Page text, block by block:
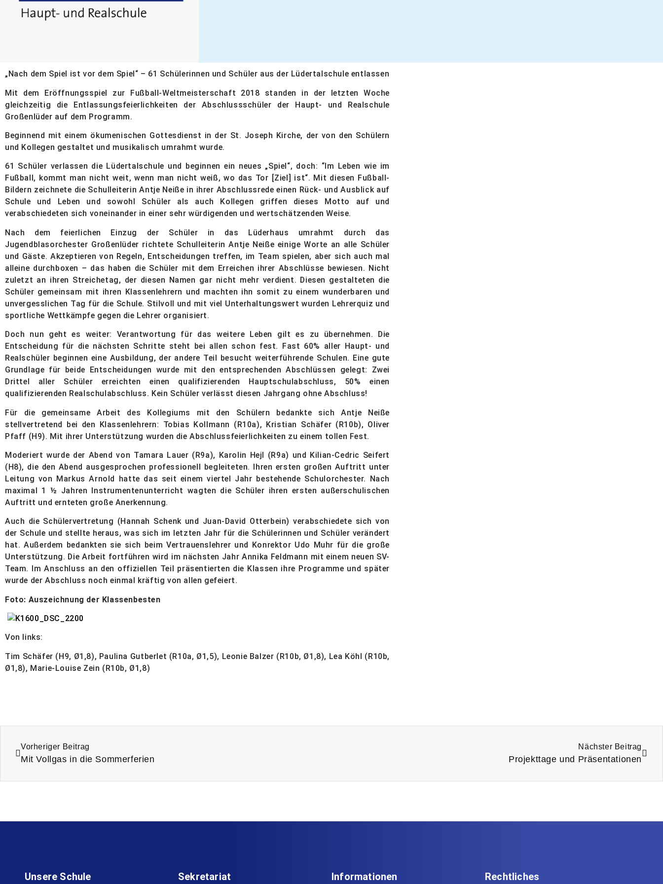
„Nach dem Spiel ist vor dem Spiel“ – 61 Schülerinnen und Schüler aus der Lüdertalschule entlassen
Mit dem Eröffnungsspiel zur Fußball-Weltmeisterschaft 2018 standen in der letzten Woche
gleichzeitig die Entlassungsfeierlichkeiten der Abschlussschüler der Haupt- und Realschule
Großenlüder auf dem Programm.
Beginnend mit einem ökumenischen Gottesdienst in der St. Joseph Kirche, der von den Schülern
und Kollegen gestaltet und musikalisch umrahmt wurde.
61 Schüler verlassen die Lüdertalschule und beginnen ein neues „Spiel“, doch: “Im Leben wie im
Fußball, kommt man nicht weit, wenn man nicht weiß, wo das Tor [Ziel] ist“. Mit diesen Fußball-
Bildern zeichnete die Schulleiterin Antje Neiße in ihrer Abschlussrede einen Rück- und Ausblick auf
Schule und Leben und sowohl Schüler als auch Kollegen griffen dieses Motto auf und
verabschiedeten sich voneinander in einer sehr würdigenden und wertschätzenden Weise.
Nach dem feierlichen Einzug der Schüler in das Lüderhaus umrahmt durch das
Jugendblasorchester Großenlüder richtete Schulleiterin Antje Neiße einige Worte an alle Schüler
und Gäste. Akzeptieren von Regeln, Entscheidungen treffen, im Team spielen, aber sich auch mal
alleine durchboxen – das haben die Schüler mit dem Erreichen ihrer Abschlüsse bewiesen. Nicht
zuletzt an ihren Streichetag, der diesen Namen gar nicht mehr verdient. Diesen gestalteten die
Schüler gemeinsam mit ihren Klassenlehrern und machten ihn somit zu einem wunderbaren und
unvergesslichen Tag für die Schule. Stilvoll und mit viel Unterhaltungswert wurden Lehrerquiz und
sportliche Wettkämpfe gegen die Lehrer organisiert.
Doch nun geht es weiter: Verantwortung für das weitere Leben gilt es zu übernehmen. Die
Entscheidung für die nächsten Schritte steht bei allen schon fest. Fast 60% aller Haupt- und
Realschüler beginnen eine Ausbildung, der andere Teil besucht weiterführende Schulen. Eine gute
Grundlage für beide Entscheidungen wurde mit den entsprechenden Abschlüssen gelegt: Zwei
Drittel aller Schüler erreichten einen qualifizierenden Hauptschulabschluss, 50% einen
qualifizierenden Realschulabschluss. Kein Schüler verlässt diesen Jahrgang ohne Abschluss!
Für die gemeinsame Arbeit des Kollegiums mit den Schülern bedankte sich Antje Neiße
stellvertretend bei den Klassenlehrern: Tobias Kollmann (R10a), Kristian Schäfer (R10b), Oliver
Pfaff (H9). Mit ihrer Unterstützung wurden die Abschlussfeierlichkeiten zu einem tollen Fest.
Moderiert wurde der Abend von Tamara Lauer (R9a), Karolin Hejl (R9a) und Kilian-Cedric Seifert
(H8), die den Abend ausgesprochen professionell begleiteten. Ihren ersten großen Auftritt unter
Leitung von Markus Arnold hatte das seit einem viertel Jahr bestehende Schulorchester. Nach
maximal 1 ½ Jahren Instrumentenunterricht wagten die Schüler ihren ersten außerschulischen
Auftritt und ernteten große Anerkennung.
Auch die Schülervertretung (Hannah Schenk und Juan-David Otterbein) verabschiedete sich von
der Schule und stellte heraus, was sich im letzten Jahr für die Schülerinnen und Schüler verändert
hat. Außerdem bedankten sie sich beim Vertrauenslehrer und Konrektor Udo Muhr für die große
Unterstützung. Die Arbeit fortführen wird im nächsten Jahr Annika Feldmann mit einem neuen SV-
Team. Im Anschluss an den offiziellen Teil präsentierten die Klassen ihre Programme und später
wurde der Abschluss noch einmal kräftig von allen gefeiert.
Foto: Auszeichnung der Klassenbesten
Von links:
Tim Schäfer (H9, Ø1,8), Paulina Gutberlet (R10a, Ø1,5), Leonie Balzer (R10b, Ø1,8), Lea Köhl (R10b,
Ø1,8), Marie-Louise Zein (R10b, Ø1,8)
Vorheriger Beitrag
Mit Vollgas in die Sommerferien
Nächster Beitrag
Projekttage und Präsentationen
Unsere Schule Sekretariat Informationen Rechtliches